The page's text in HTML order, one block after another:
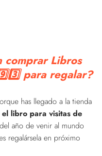
comprar Libros
para regalar?
has llegado a la tienda
libro para visitas de
año de venir al mundo
regalársela en próximo